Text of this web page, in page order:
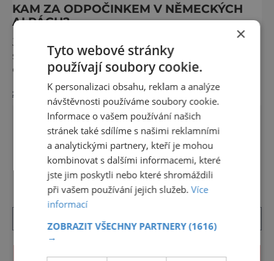
KAM ZA ODPOČINKEM V NĚMECKÝCH
ALPÁCH?
Jste v německých Alpách, ale co když vás na
sportovní vyžití v příliš neužije? Nevadí,
odpočinout si můžete v malebném
historickém městečku Füssen, skrývajícím se
na řece Lech v bavorských Alpách. Tady
objevíte resort König Ludwig - luxusní lázně
se špičkovým wellness centrem. Při návštěvě
vás čeká neuvěřitelná škála relaxačních,
ozdravných a zkrášlujících procedur, mezi
něž se řadí finská sauna
zobrazit více >>
DALŠÍ ČLÁNKY ›
KALENDÁŘ AKCÍ
×
Tyto webové stránky
používají soubory cookie.
K personalizaci obsahu, reklam a analýze
návštěvnosti používáme soubory cookie.
Informace o vašem používání našich
stránek také sdílíme s našimi reklamními
a analytickými partnery, kteří je mohou
kombinovat s dalšími informacemi, které
jste jim poskytli nebo které shromáždili
při vašem používání jejich služeb.Více
informací
ZOBRAZIT VŠECHNY PARTNERY(1616)
→